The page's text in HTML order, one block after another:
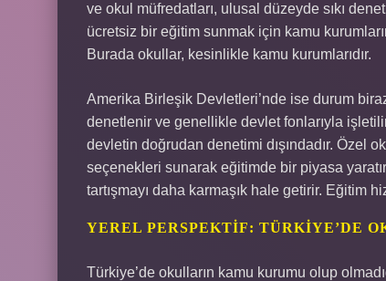
ve okul müfredatları, ulusal düzeyde sıkı
ücretsiz bir eğitim sunmak için kamu
Burada okullar, kesinlikle kamu kurumlarıdır.
Amerika Birleşik Devletleri’nde ise durum
denetlenir ve genellikle devlet fonlarıyla
devletin doğrudan denetimi dışındadır. Özel
seçenekleri sunarak eğitimde bir piyasa
tartışmayı daha karmaşık hale getirir. Eğitim
YEREL PERSPEKTIF: TÜRKIYE’DE
Türkiye’de okulların kamu kurumu olup